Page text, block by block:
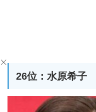
26位：水原希子